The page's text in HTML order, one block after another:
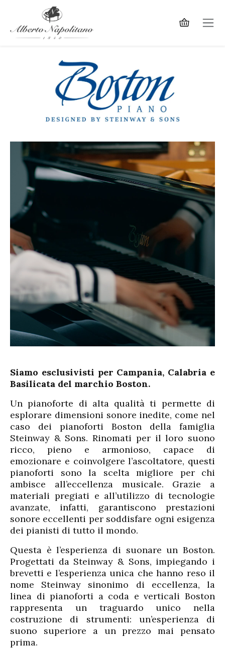
Siamo esclusivisti per Campania, Calabria e
Basilicata del marchio Boston.
Un pianoforte di alta qualità ti permette di
esplorare dimensioni sonore inedite, come nel
caso dei pianoforti Boston della famiglia
Steinway & Sons. Rinomati per il loro suono
ricco, pieno e armonioso, capace di
emozionare e coinvolgere l’ascoltatore, questi
pianoforti sono la scelta migliore per chi
ambisce all’eccellenza musicale. Grazie a
materiali pregiati e all’utilizzo di tecnologie
avanzate, infatti, garantiscono prestazioni
sonore eccellenti per soddisfare ogni esigenza
dei pianisti di tutto il mondo.
Questa è l’esperienza di suonare un Boston.
Progettati da Steinway & Sons, impiegando i
brevetti e l’esperienza unica che hanno reso il
nome Steinway sinonimo di eccellenza, la
linea di pianoforti a coda e verticali Boston
rappresenta un traguardo unico nella
costruzione di strumenti: un’esperienza di
suono superiore a un prezzo mai pensato
prima.